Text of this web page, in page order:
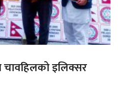
चावहिलको इलिक्सर